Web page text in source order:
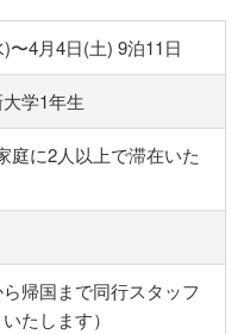
〜4月4日(土) 9泊11日
学1年生
庭に2人以上で滞在いた
帰国まで同行スタッフ
たします）